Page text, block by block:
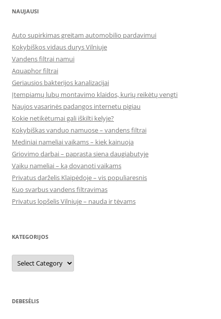
NAUJAUSI
Auto supirkimas greitam automobilio pardavimui
Kokybiškos vidaus durys Vilniuje
Vandens filtrai namui
Aquaphor filtrai
Geriausios bakterijos kanalizacijai
Įtempiamų lubų montavimo klaidos, kurių reikėtų vengti
Naujos vasarinės padangos internetu pigiau
Kokie netikėtumai gali iškilti kelyje?
Kokybiškas vanduo namuose – vandens filtrai
Mediniai nameliai vaikams – kiek kainuoja
Griovimo darbai – paprasta siena daugiabutyje
Vaikų nameliai – ką dovanoti vaikams
Privatus darželis Klaipėdoje – vis populiaresnis
Kuo svarbus vandens filtravimas
Privatus lopšelis Vilniuje – nauda ir tėvams
KATEGORIJOS
Kategorijos
DEBESĖLIS